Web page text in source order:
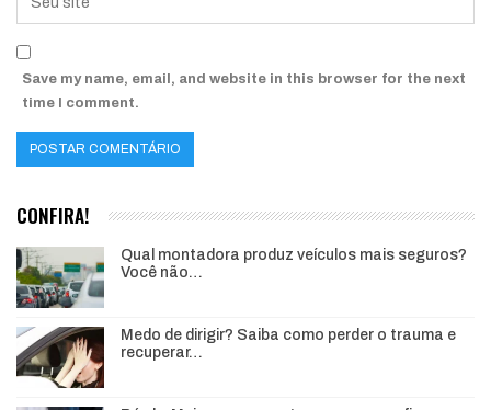
Save my name, email, and website in this browser for the next
time I comment.
CONFIRA!
Qual montadora produz veículos mais seguros?
Você não…
Medo de dirigir? Saiba como perder o trauma e
recuperar…